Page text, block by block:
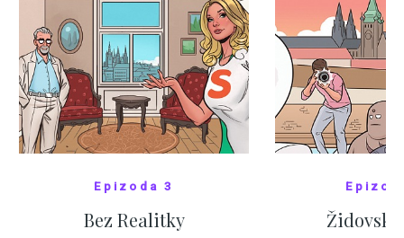
Epizoda 3
Bez Realitky